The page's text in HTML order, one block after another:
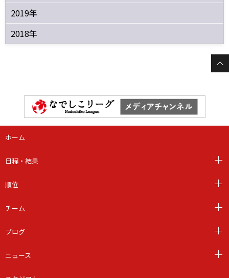
2019年
2018年
ホーム
日程・結果
順位
チーム
ブログ
ニュース